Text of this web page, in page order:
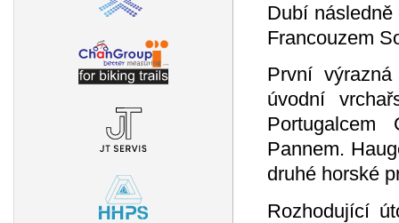
Dubí
Francouzem
První
úvodní
Portugalcem
Pannem.
druhé horské
Rozhodující